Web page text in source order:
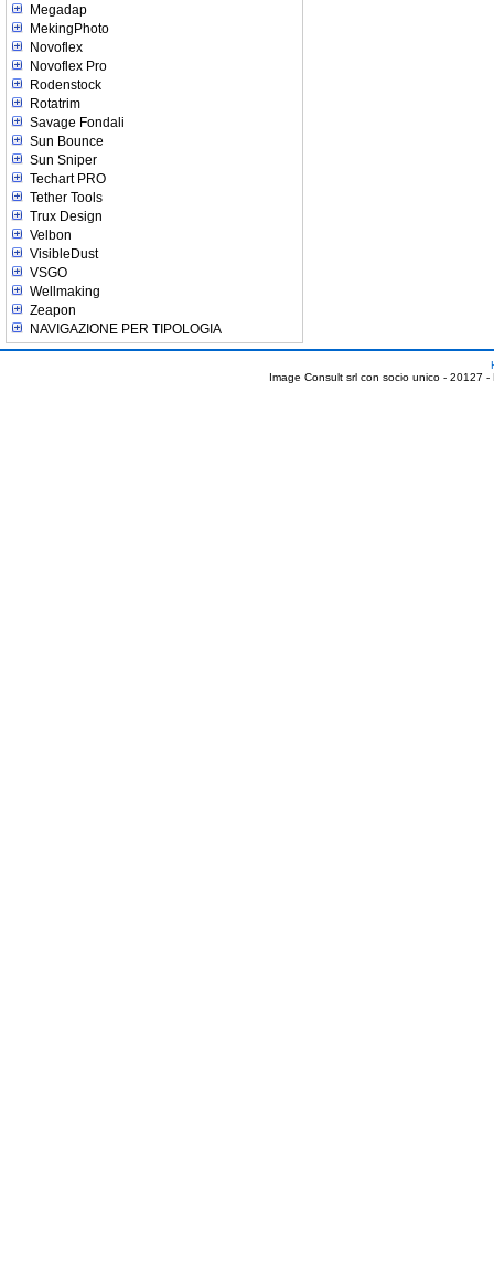
Megadap
MekingPhoto
Novoflex
Novoflex Pro
Rodenstock
Rotatrim
Savage Fondali
Sun Bounce
Sun Sniper
Techart PRO
Tether Tools
Trux Design
Velbon
VisibleDust
VSGO
Wellmaking
Zeapon
NAVIGAZIONE PER TIPOLOGIA
Image Consult srl con socio unico - 20127